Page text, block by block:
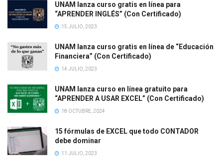
UNAM lanza curso gratis en línea para
“APRENDER INGLÉS” (Con Certificado)
15 JULIO, 2023
UNAM lanza curso gratis en línea de “Educación
Financiera” (Con Certificado)
14 JULIO, 2023
UNAM lanza curso en línea gratuito para
“APRENDER A USAR EXCEL” (Con Certificado)
18 OCTUBRE, 2024
15 fórmulas de EXCEL que todo CONTADOR
debe dominar
11 JULIO, 2023